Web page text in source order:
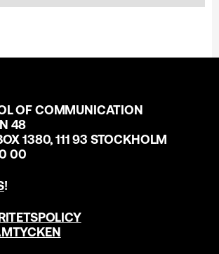
OF COMMUNICATION
48
1380, 111 93 STOCKHOLM
00
!